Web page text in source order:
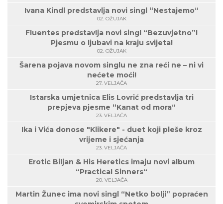
Ivana Kindl predstavlja novi singl “Nestajemo“
02. OŽUJAK
Fluentes predstavlja novi singl “Bezuvjetno”!
Pjesmu o ljubavi na kraju svijeta!
02. OŽUJAK
Šarena pojava novom singlu ne zna reći ne – ni vi
nećete moći!
27. VELJAČA
Istarska umjetnica Elis Lovrić predstavlja tri
prepjeva pjesme “Kanat od mora“
23. VELJAČA
Ika i Vića donose "Klikere" - duet koji pleše kroz
vrijeme i sjećanja
23. VELJAČA
Erotic Biljan & His Heretics imaju novi album
“Practical Sinners“
20. VELJAČA
Martin Žunec ima novi singl “Netko bolji” popraćen